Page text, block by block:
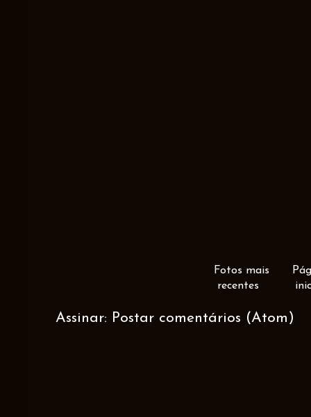
Fotos mais
recentes
Assinar: Postar comentários (Atom)